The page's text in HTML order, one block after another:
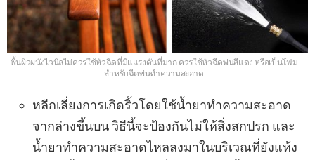
พื้นผิวผนังไวนิลไม่ควรใช้หัวฉีดที่มีแแรงดันที่มาก ควรใช้หัวฉีดพ่นสีแดง หรือเป็นโฟม
สำหรับฉีดพ่นทำความสะอาด
หลีกเลี่ยงการเกิดริ้วโดยใช้น้ำยาทำความสะอาด
จากล่างขึ้นบน วิธีนี้จะป้องกันไม่ให้สิ่งสกปรก และ
น้ำยาทำความสะอาดไหลลงมาในบริเวณที่ยังแห้ง